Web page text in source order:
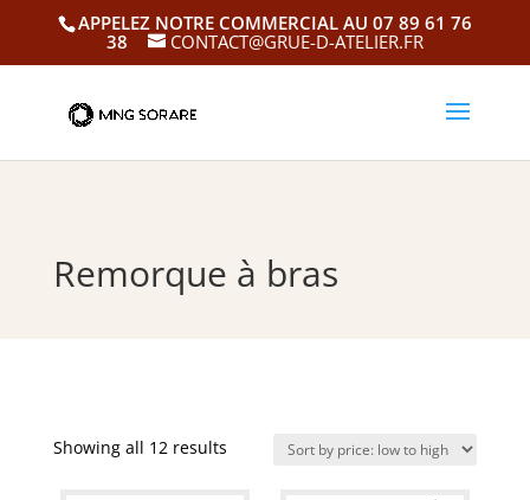
APPELEZ NOTRE COMMERCIAL AU 07 89 61 76
38
CONTACT@GRUE-D-ATELIER.FR
Remorque à bras
Showing all 12 results